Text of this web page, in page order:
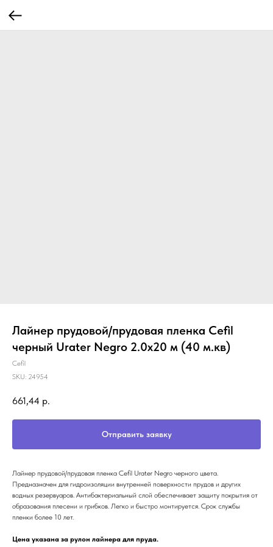
Лайнер прудовой/прудовая пленка Cefil
черный Urater Negro 2.0x20 м (40 м.кв)
Cefil
SKU: 24954
661,44 р.
Отправить заявку
Лайнер прудовой/прудовая пленка Cefil Urater Negro черного цвета.
Предназначен для гидроизоляции внутренней поверхности прудов и других
водных резервуаров. Антибактериальный слой обеспечивает защиту покрытия от
образования плесени и грибков. Легко и быстро монтируется. Срок службы
пленки более 10 лет.
Цена указана за рулон лайнера для пруда.